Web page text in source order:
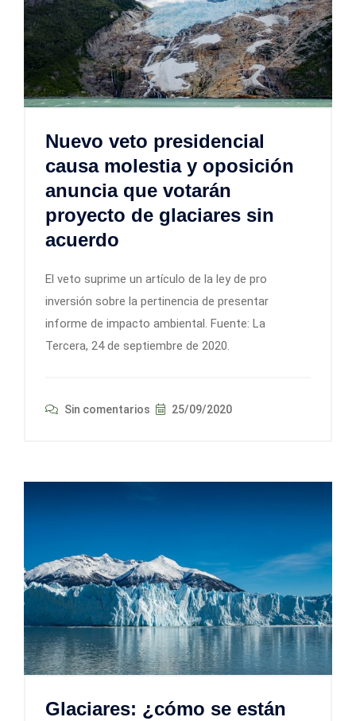
Nuevo veto presidencial
causa molestia y oposición
anuncia que votarán
proyecto de glaciares sin
acuerdo
El veto suprime un artículo de la ley de pro
inversión sobre la pertinencia de presentar
informe de impacto ambiental. Fuente: La
Tercera, 24 de septiembre de 2020.
Sin comentarios 25/09/2020
Glaciares: ¿cómo se están